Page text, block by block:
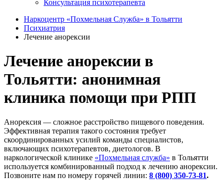
Консультация психотерапевта
Наркоцентр «Похмельная Служба» в Тольятти
Психиатрия
Лечение анорексии
Лечение анорексии в
Тольятти: анонимная
клиника помощи при РПП
Анорексия ― сложное расстройство пищевого поведения.
Эффективная терапия такого состояния требует
скоординированных усилий команды специалистов,
включающих психотерапевтов, диетологов. В
наркологической клинике «Похмельная служба» в Тольятти
используется комбинированный подход к лечению анорексии.
Позвоните нам по номеру горячей линии: 8 (800) 350-73-81.